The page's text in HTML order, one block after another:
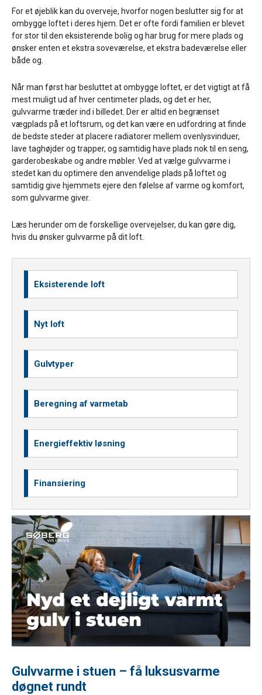
For et øjeblik kan du overveje, hvorfor nogen beslutter sig for at
ombygge loftet i deres hjem. Det er ofte fordi familien er blevet
for stor til den eksisterende bolig og har brug for mere plads og
ønsker enten et ekstra soveværelse, et ekstra badeværelse eller
både og.
Når man først har besluttet at ombygge loftet, er det vigtigt at få
mest muligt ud af hver centimeter plads, og det er her,
gulvvarme træder ind i billedet. Der er altid en begrænset
vægplads på et loftsrum, og det kan være en udfordring at finde
de bedste steder at placere radiatorer mellem ovenlysvinduer,
lave taghøjder og trapper, og samtidig have plads nok til en seng,
garderobeskabe og andre møbler. Ved at vælge gulvvarme i
stedet kan du optimere den anvendelige plads på loftet og
samtidig give hjemmets ejere den følelse af varme og komfort,
som gulvvarme giver.
Læs herunder om de forskellige overvejelser, du kan gøre dig,
hvis du ønsker gulvvarme på dit loft.
Eksisterende loft
Nyt loft
Gulvtyper
Beregning af varmetab
Energieffektiv løsning
Finansiering
Gulvvarme i stuen – få luksusvarme
døgnet rundt